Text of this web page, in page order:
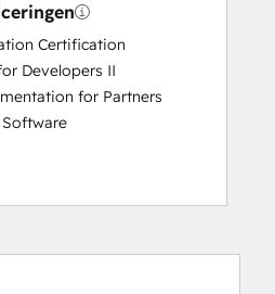
Certification
Developers II
for Partners
Partner